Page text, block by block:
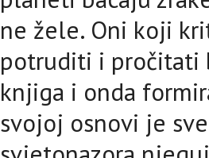
ne žele. Oni koji
potruditi i pročitati
knjiga i onda
svojoj osnovi je